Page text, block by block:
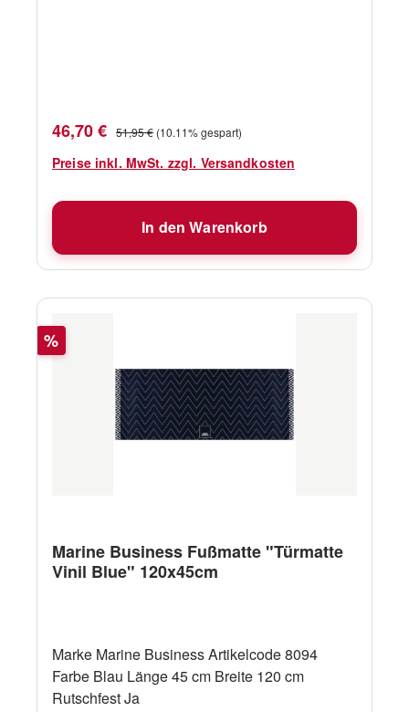
Verkaufspreis:
46,70 € Regulärer Preis:
51,95 € (10.11% gespart)
Preise inkl. MwSt. zzgl. Versandkosten
In den Warenkorb
Rabatt
%
Marine Business Fußmatte "Türmatte
Vinil Blue" 120x45cm
Marke Marine Business Artikelcode 8094
Farbe Blau Länge 45 cm Breite 120 cm
Rutschfest Ja